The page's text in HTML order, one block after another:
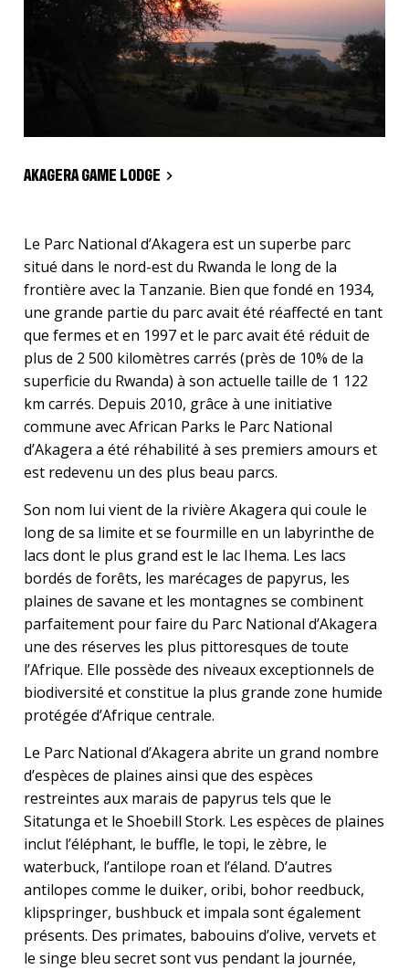
AKAGERA GAME LODGE
Le Parc National d’Akagera est un superbe parc
situé dans le nord-est du Rwanda le long de la
frontière avec la Tanzanie. Bien que fondé en 1934,
une grande partie du parc avait été réaffecté en tant
que fermes et en 1997 et le parc avait été réduit de
plus de 2 500 kilomètres carrés (près de 10% de la
superficie du Rwanda) à son actuelle taille de 1 122
km carrés. Depuis 2010, grâce à une initiative
commune avec African Parks le Parc National
d’Akagera a été réhabilité à ses premiers amours et
est redevenu un des plus beau parcs.
Son nom lui vient de la rivière Akagera qui coule le
long de sa limite et se fourmille en un labyrinthe de
lacs dont le plus grand est le lac Ihema. Les lacs
bordés de forêts, les marécages de papyrus, les
plaines de savane et les montagnes se combinent
parfaitement pour faire du Parc National d’Akagera
une des réserves les plus pittoresques de toute
l’Afrique. Elle possède des niveaux exceptionnels de
biodiversité et constitue la plus grande zone humide
protégée d’Afrique centrale.
Le Parc National d’Akagera abrite un grand nombre
d’espèces de plaines ainsi que des espèces
restreintes aux marais de papyrus tels que le
Sitatunga et le Shoebill Stork. Les espèces de plaines
inclut l’éléphant, le buffle, le topi, le zèbre, le
waterbuck, l’antilope roan et l’éland. D’autres
antilopes comme le duiker, oribi, bohor reedbuck,
klipspringer, bushbuck et impala sont également
présents. Des primates, babouins d’olive, vervets et
le singe bleu secret sont vus pendant la journée,